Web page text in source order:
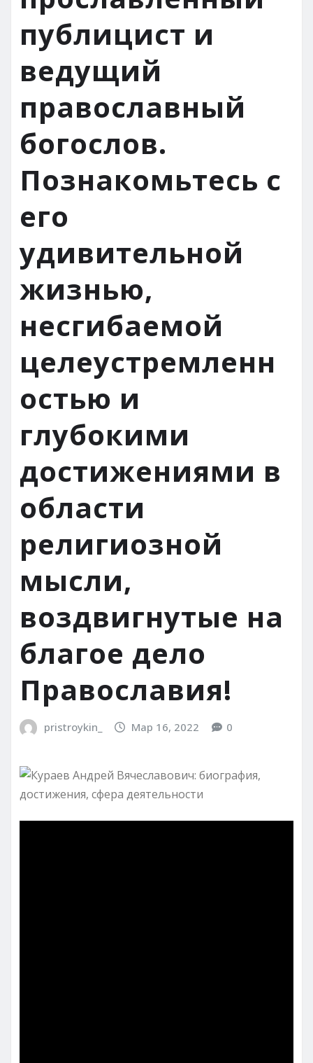
публицист и
ведущий
православный
богослов.
Познакомьтесь с
его
удивительной
жизнью,
несгибаемой
целеустремленн
остью и
глубокими
достижениями в
области
религиозной
мысли,
воздвигнутые на
благое дело
Православия!
pristroykin_ Мар 16, 2022 0